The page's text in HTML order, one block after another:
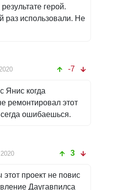
герой.
раз использовали. Не
-7
Янис когда
ремонтировал этот
ошибаешься.
3
проект не повис
Даугавпилса